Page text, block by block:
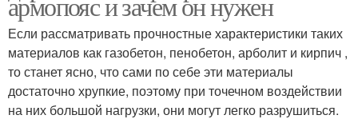
Если рассматривать прочностные характеристики таких
материалов как газобетон, пенобетон, арболит и кирпич ,
то станет ясно, что сами по себе эти материалы
достаточно хрупкие, поэтому при точечном воздействии
на них большой нагрузки, они могут легко разрушиться.